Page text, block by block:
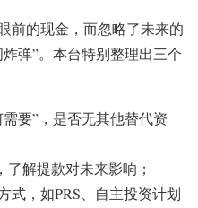
前的现金，而忽略了未来的
弹”。本台特别整理出三个
需要”，是否无其他替代资
了解提款对未来影响；
式，如PRS、自主投资计划